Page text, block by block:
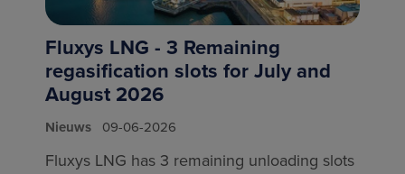
Fluxys LNG - 3 Remaining
regasification slots for July and
August 2026
Nieuws 09-06-2026
Fluxys LNG has 3 remaining unloading slots